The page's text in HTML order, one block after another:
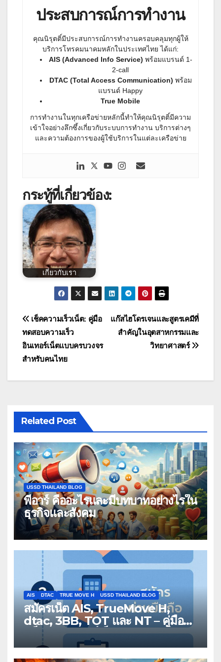
ประสบการณ์การทำงาน
คุณนิรุตติ์มีประสบการณ์การทำงานครอบคลุมทุกผู้ให้
บริการโทรคมนาคมหลักในประเทศไทย ได้แก่:
AIS (Advanced Info Service) พร้อมแบรนด์ 1-
2-call
DTAC (Total Access Communication) พร้อม
แบรนด์ Happy
True Mobile
การทำงานในทุกเครือข่ายหลักนี้ทำให้คุณนิรุตติ์มีความ
เข้าใจอย่างลึกซึ้งเกี่ยวกับระบบการทำงาน บริการต่างๆ
และความต้องการของผู้ใช้บริการในแต่ละเครือข่าย
กระทู้ที่เกี่ยวข้อง:
เกี่ยวกับเรา
แนะแนว
เรื่อง
แก๊สไฮโดรเจนและสูตรเคมีที่
สำคัญในอุตสาหกรรมและ
วิทยาศาสตร์
เช็คความเร็วเน็ต: คู่มือ
ทดสอบความเร็ว
อินเทอร์เน็ตแบบครบวงจร
สำหรับคนไทย
Related Post
USSD THAILAND BLOG
พีอาร์ คืออะไรและมีบทบาทอย่างไรใน
ธุรกิจและสังคม
AIS DTAC TRUE MOVE H USSD THAILAND BLOG
สมัครเน็ต AIS, TrueMove H,
dtac, 3BB, TOT และ NT – คู่มือ
แพ็กเกจอินเทอร์เน็ตทุกประเภทใน
ประเทศไทย